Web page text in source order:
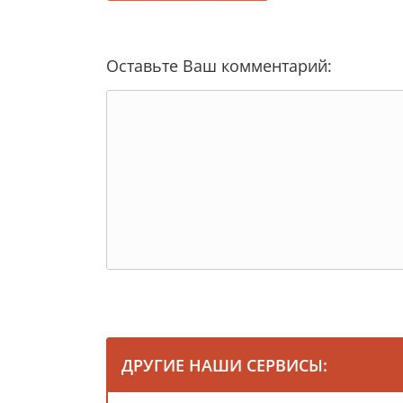
Оставьте Ваш комментарий:
ДРУГИЕ НАШИ СЕРВИСЫ: